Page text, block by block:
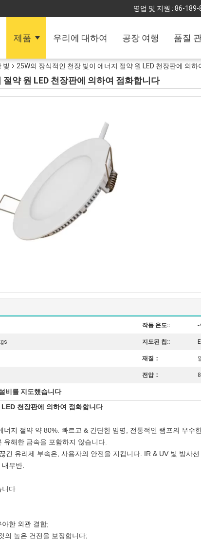
영업 및 지원 : 86-189-
제품 우리에 대하여 공장 여행 품질
빛 25W의 장식적인 천장 빛이 에너지 절약 원 LED 천장판에 의
약 원 LED 천장판에 의하여 점화합니다
작동 온도:: -
지도된 칩::
재질 ::
전압 ::
비를 지도했습니다
천장판에 의하여 점화합니다
지 절약 약 80%. 빠르고 & 간단한 임명, 전통적인 램프의 우수
해한 금속을 포함하지 않습니다.
긴 유리제 부속은, 사용자의 안전을 지킵니다. IR & UV 빛 방사선
무반.
다.
한 외관 결합;
의 높은 건전을 보장합니다;